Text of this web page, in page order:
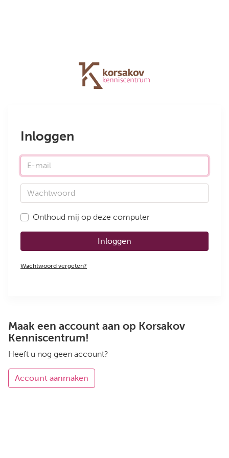
Inloggen
E-mail
Wachtwoord
Onthoud mij op deze computer
Inloggen
Wachtwoord vergeten?
Maak een account aan op Korsakov
Kenniscentrum!
Heeft u nog geen account?
Account aanmaken